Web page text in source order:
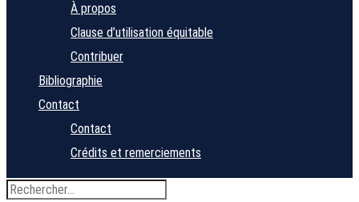
À propos
Clause d’utilisation équitable
Contribuer
Bibliographie
Contact
Contact
Crédits et remerciements